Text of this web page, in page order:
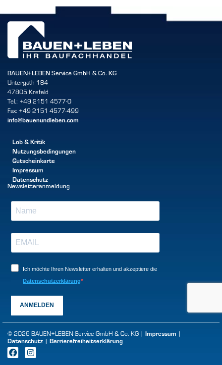
BAUEN+LEBEN Service GmbH & Co. KG
Untergath 184
47805 Krefeld
Tel.: +49 2151 4577-0
Fax: +49 2151 4577-499
info@bauenundleben.com
Lob & Kritik
Nutzungsbedingungen
Gutscheinkarte
Impressum
Datenschutz
Newsletteranmeldung
Ich möchte Ihren Newsletter erhalten und akzeptiere die
Datenschutzerklärung
ANMELDEN
© 2026 BAUEN+LEBEN Service GmbH & Co. KG | Impressum |
Datenschutz | Barrierefreiheitserklärung